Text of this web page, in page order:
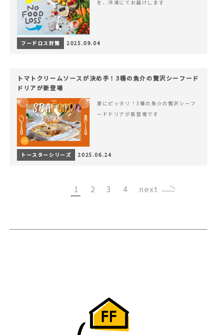
を、冷凍にてお届けします
フードロス対策 2025.09.04
トマトクリームソースが決め手！3種の魚介の贅沢シーフード
ドリアが新登場
夏にピッタリ！3種の魚介の贅沢シーフ
ードドリアが新登場です
トースターシリーズ 2025.06.24
1 2 3 4 ›